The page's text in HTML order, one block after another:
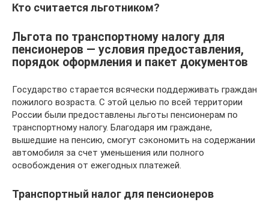
Кто считается льготником?
Льгота по транспортному налогу для
пенсионеров — условия предоставления,
порядок оформления и пакет документов
Государство старается всячески поддерживать граждан
пожилого возраста. С этой целью по всей территории
России были предоставлены льготы пенсионерам по
транспортному налогу. Благодаря им граждане,
вышедшие на пенсию, смогут сэкономить на содержании
автомобиля за счет уменьшения или полного
освобождения от ежегодных платежей.
Транспортный налог для пенсионеров